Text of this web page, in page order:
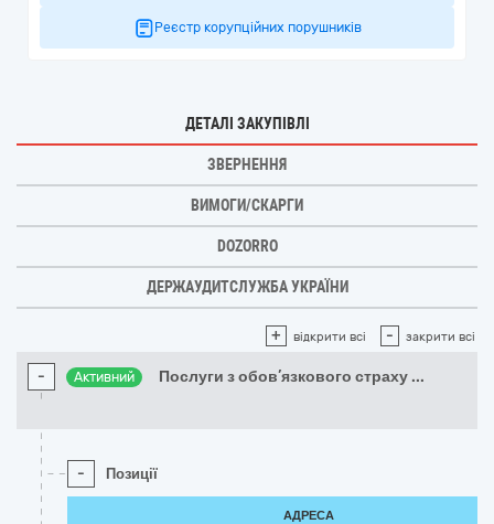
Реєстр корупційних порушників
ДЕТАЛІ ЗАКУПІВЛІ
ЗВЕРНЕННЯ
ВИМОГИ/СКАРГИ
DOZORRO
ДЕРЖАУДИТСЛУЖБА УКРАЇНИ
+ відкрити всі - закрити всі
- Активний Послуги з обов’язкового страху ...
- Позиції
АДРЕСА